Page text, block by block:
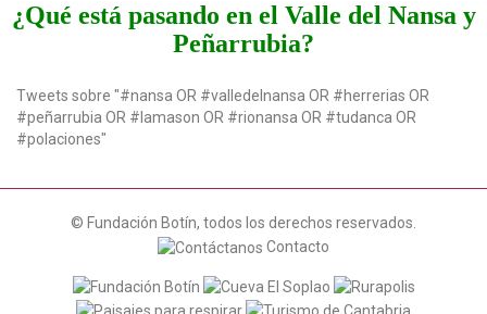
¿Qué está pasando en el Valle del Nansa y
Peñarrubia?
Tweets sobre "#nansa OR #valledelnansa OR #herrerias OR
#peñarrubia OR #lamason OR #rionansa OR #tudanca OR
#polaciones"
© Fundación Botín, todos los derechos reservados.
Contacto